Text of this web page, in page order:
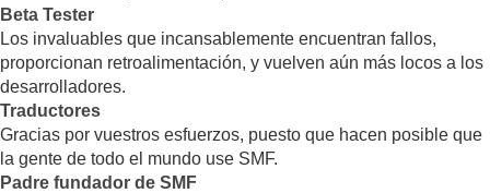
Beta Tester
Los invaluables que incansablemente encuentran fallos,
proporcionan retroalimentación, y vuelven aún más locos a los
desarrolladores.
Traductores
Gracias por vuestros esfuerzos, puesto que hacen posible que
la gente de todo el mundo use SMF.
Padre fundador de SMF